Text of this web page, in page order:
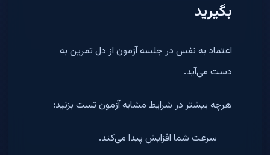
بگیرید
اعتماد به نفس در جلسه آزمون از دل تمرین به
دست می‌آید.
هرچه بیشتر در شرایط مشابه آزمون تست بزنید:
سرعت شما افزایش پیدا می‌کند.